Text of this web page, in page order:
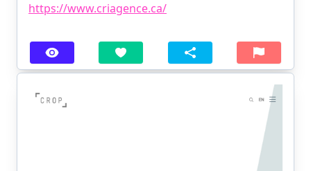
https://www.criagence.ca/